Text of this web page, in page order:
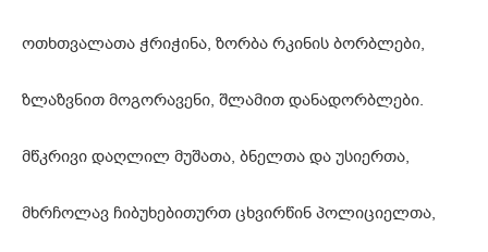
ოთხთვალათა ჭრიჭინა, ზორბა რკინის ბორბლები,
ზლაზვნით მოგორავენი, შლამით დანადორბლები.
მწკრივი დაღლილ მუშათა, ბნელთა და უსიერთა,
მხრჩოლავ ჩიბუხებითურთ ცხვირწინ პოლიციელთა,